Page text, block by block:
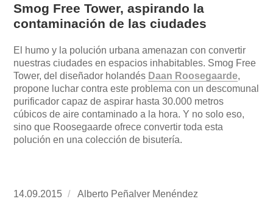
Smog Free Tower, aspirando la
contaminación de las ciudades
El humo y la polución urbana amenazan con convertir
nuestras ciudades en espacios inhabitables. Smog Free
Tower, del diseñador holandés Daan Roosegaarde,
propone luchar contra este problema con un descomunal
purificador capaz de aspirar hasta 30.000 metros
cúbicos de aire contaminado a la hora. Y no solo eso,
sino que Roosegaarde ofrece convertir toda esta
polución en una colección de bisutería.
Publicado
14.09.2015
https://www.experimenta.es/author/alberto-
Alberto Peñalver Menéndez